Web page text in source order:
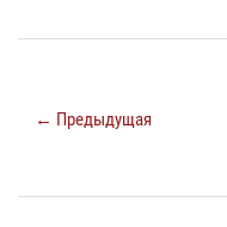
← Предыдущая